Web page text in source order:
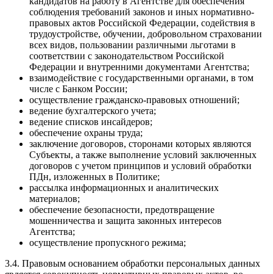
соблюдения требований законов и иных нормативно-
правовых актов Российской Федерации, содействия в
трудоустройстве, обучении, добровольном страховании
всех видов, пользовании различными льготами в
соответствии с законодательством Российской
Федерации и внутренними документами Агентства;
взаимодействие с государственными органами, в том
числе с Банком России;
осуществление гражданско-правовых отношений;
ведение бухгалтерского учета;
ведение списков инсайдеров;
обеспечение охраны труда;
заключение договоров, сторонами которых являются
Субъекты, а также выполнение условий заключенных
договоров с учетом принципов и условий обработки
ПДн, изложенных в Политике;
рассылка информационных и аналитических
материалов;
обеспечение безопасности, предотвращение
мошенничества и защита законных интересов
Агентства;
осуществление пропускного режима;
3.4. Правовым основанием обработки персональных данных